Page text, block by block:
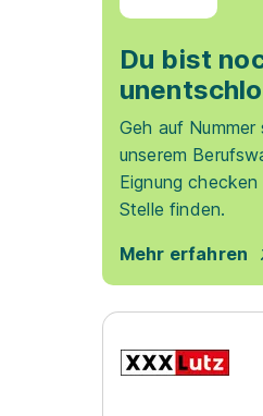
Du bist
Geh auf Nummer
unserem
Eignung
Stelle finden.
Mehr erfahren